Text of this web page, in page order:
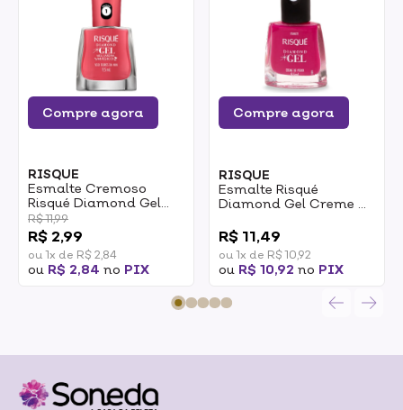
Compre agora
RISQUE
Esmalte Cremoso
Risqué Diamond Gel
Meu Jardim Mágico
Vejo Flores Em Mim
9,5ml
R$ 11,99
R$ 2,99
ou 1x de R$ 2,84
ou R$ 2,84 no PIX
Compre agora
RISQUE
Esmalte Risqué
Diamond Gel Creme De
9,5ml
R$ 11,49
ou 1x de R$ 10,92
ou R$ 10,92 no PIX